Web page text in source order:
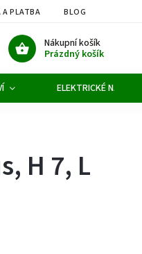
A PLATBA BLOG
Nákupní košík
Prázdný košík
ELEKTRICKÉ NÁŘADÍ
H 7, L